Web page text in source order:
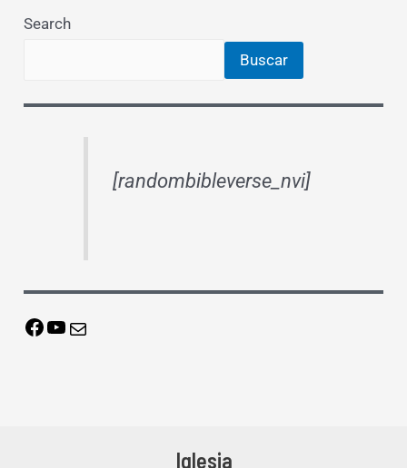
Search
Buscar
[randombibleverse_nvi]
Iglesia